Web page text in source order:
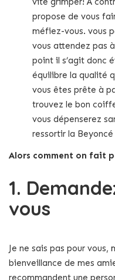
propose de vous
méfiez-vous. vous
vous attendez pas
point il s’agit donc
équilibre la qualité
vous êtes prête à
trouvez le bon
vous dépenserez
ressortir la
Alors comment on fait
1.
vous
Je ne sais pas pour vous,
bienveillance de mes
recommandent une